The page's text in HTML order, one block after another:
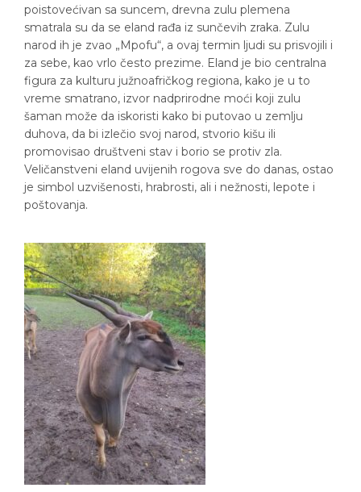
poistovećivan sa suncem, drevna zulu plemena
smatrala su da se eland rađa iz sunčevih zraka. Zulu
narod ih je zvao „Mpofu“, a ovaj termin ljudi su prisvojili i
za sebe, kao vrlo često prezime. Eland je bio centralna
figura za kulturu južnoafričkog regiona, kako je u to
vreme smatrano, izvor nadprirodne moći koji zulu
šaman može da iskoristi kako bi putovao u zemlju
duhova, da bi izlečio svoj narod, stvorio kišu ili
promovisao društveni stav i borio se protiv zla.
Veličanstveni eland uvijenih rogova sve do danas, ostao
je simbol uzvišenosti, hrabrosti, ali i nežnosti, lepote i
poštovanja.